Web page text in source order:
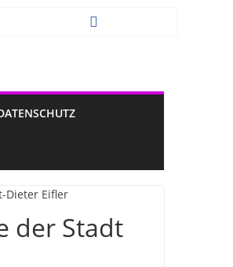
der Stadt